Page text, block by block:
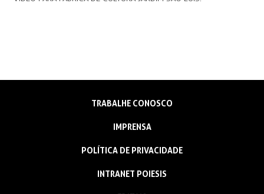
TRABALHE CONOSCO
IMPRENSA
POLÍTICA DE PRIVACIDADE
INTRANET POIESIS